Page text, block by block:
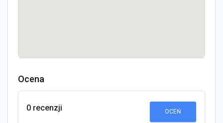
Ocena
0 recenzji OCEŃ